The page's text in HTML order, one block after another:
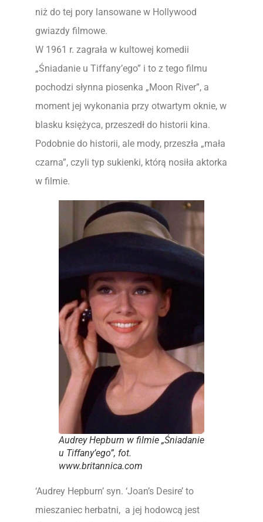
niż do tej pory lansowane w Hollywood
gwiazdy filmowe.
W 1961 r. zagrała w kultowej komedii
„Śniadanie u Tiffany’ego” i to z tego filmu
pochodzi słynna piosenka „Moon River”, a
moment jej wykonania przy otwartym oknie, w
blasku księżyca, przeszedł do historii kina.
Podobnie do historii, ale mody, przeszła „mała
czarna”, czyli typ sukienki, którą nosiła aktorka
w filmie.
Audrey Hepburn w filmie „Śniadanie
u Tiffany’ego”, fot.
www.britannica.com
‘Audrey Hepburn’ syn. ‘Joan’s Desire’ to
mieszaniec herbatni, a jej hodowcą jest